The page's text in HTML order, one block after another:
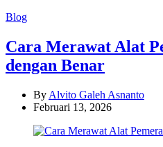
Categories
Blog
Cara Merawat Alat
dengan Benar
By Alvito Galeh Asnanto
Februari 13, 2026